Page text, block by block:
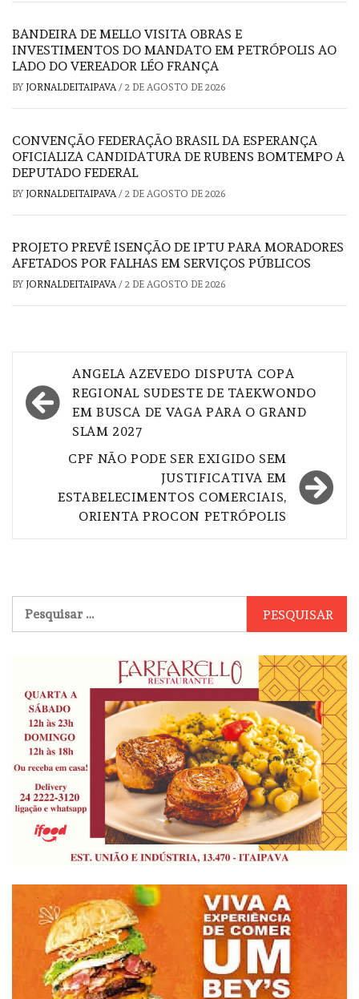
BANDEIRA DE MELLO VISITA OBRAS E
INVESTIMENTOS DO MANDATO EM PETRÓPOLIS AO
LADO DO VEREADOR LÉO FRANÇA
BY JORNALDEITAIPAVA/ 2 DE AGOSTO DE 2026
CONVENÇÃO FEDERAÇÃO BRASIL DA ESPERANÇA
OFICIALIZA CANDIDATURA DE RUBENS BOMTEMPO A
DEPUTADO FEDERAL
BY JORNALDEITAIPAVA/ 2 DE AGOSTO DE 2026
PROJETO PREVÊ ISENÇÃO DE IPTU PARA MORADORES
AFETADOS POR FALHAS EM SERVIÇOS PÚBLICOS
BY JORNALDEITAIPAVA/ 2 DE AGOSTO DE 2026
Navegação
de
Post
ANGELA AZEVEDO DISPUTA COPA
REGIONAL SUDESTE DE TAEKWONDO
EM BUSCA DE VAGA PARA O GRAND
SLAM 2027
CPF NÃO PODE SER EXIGIDO SEM
JUSTIFICATIVA EM
ESTABELECIMENTOS COMERCIAIS,
ORIENTA PROCON PETRÓPOLIS
por: